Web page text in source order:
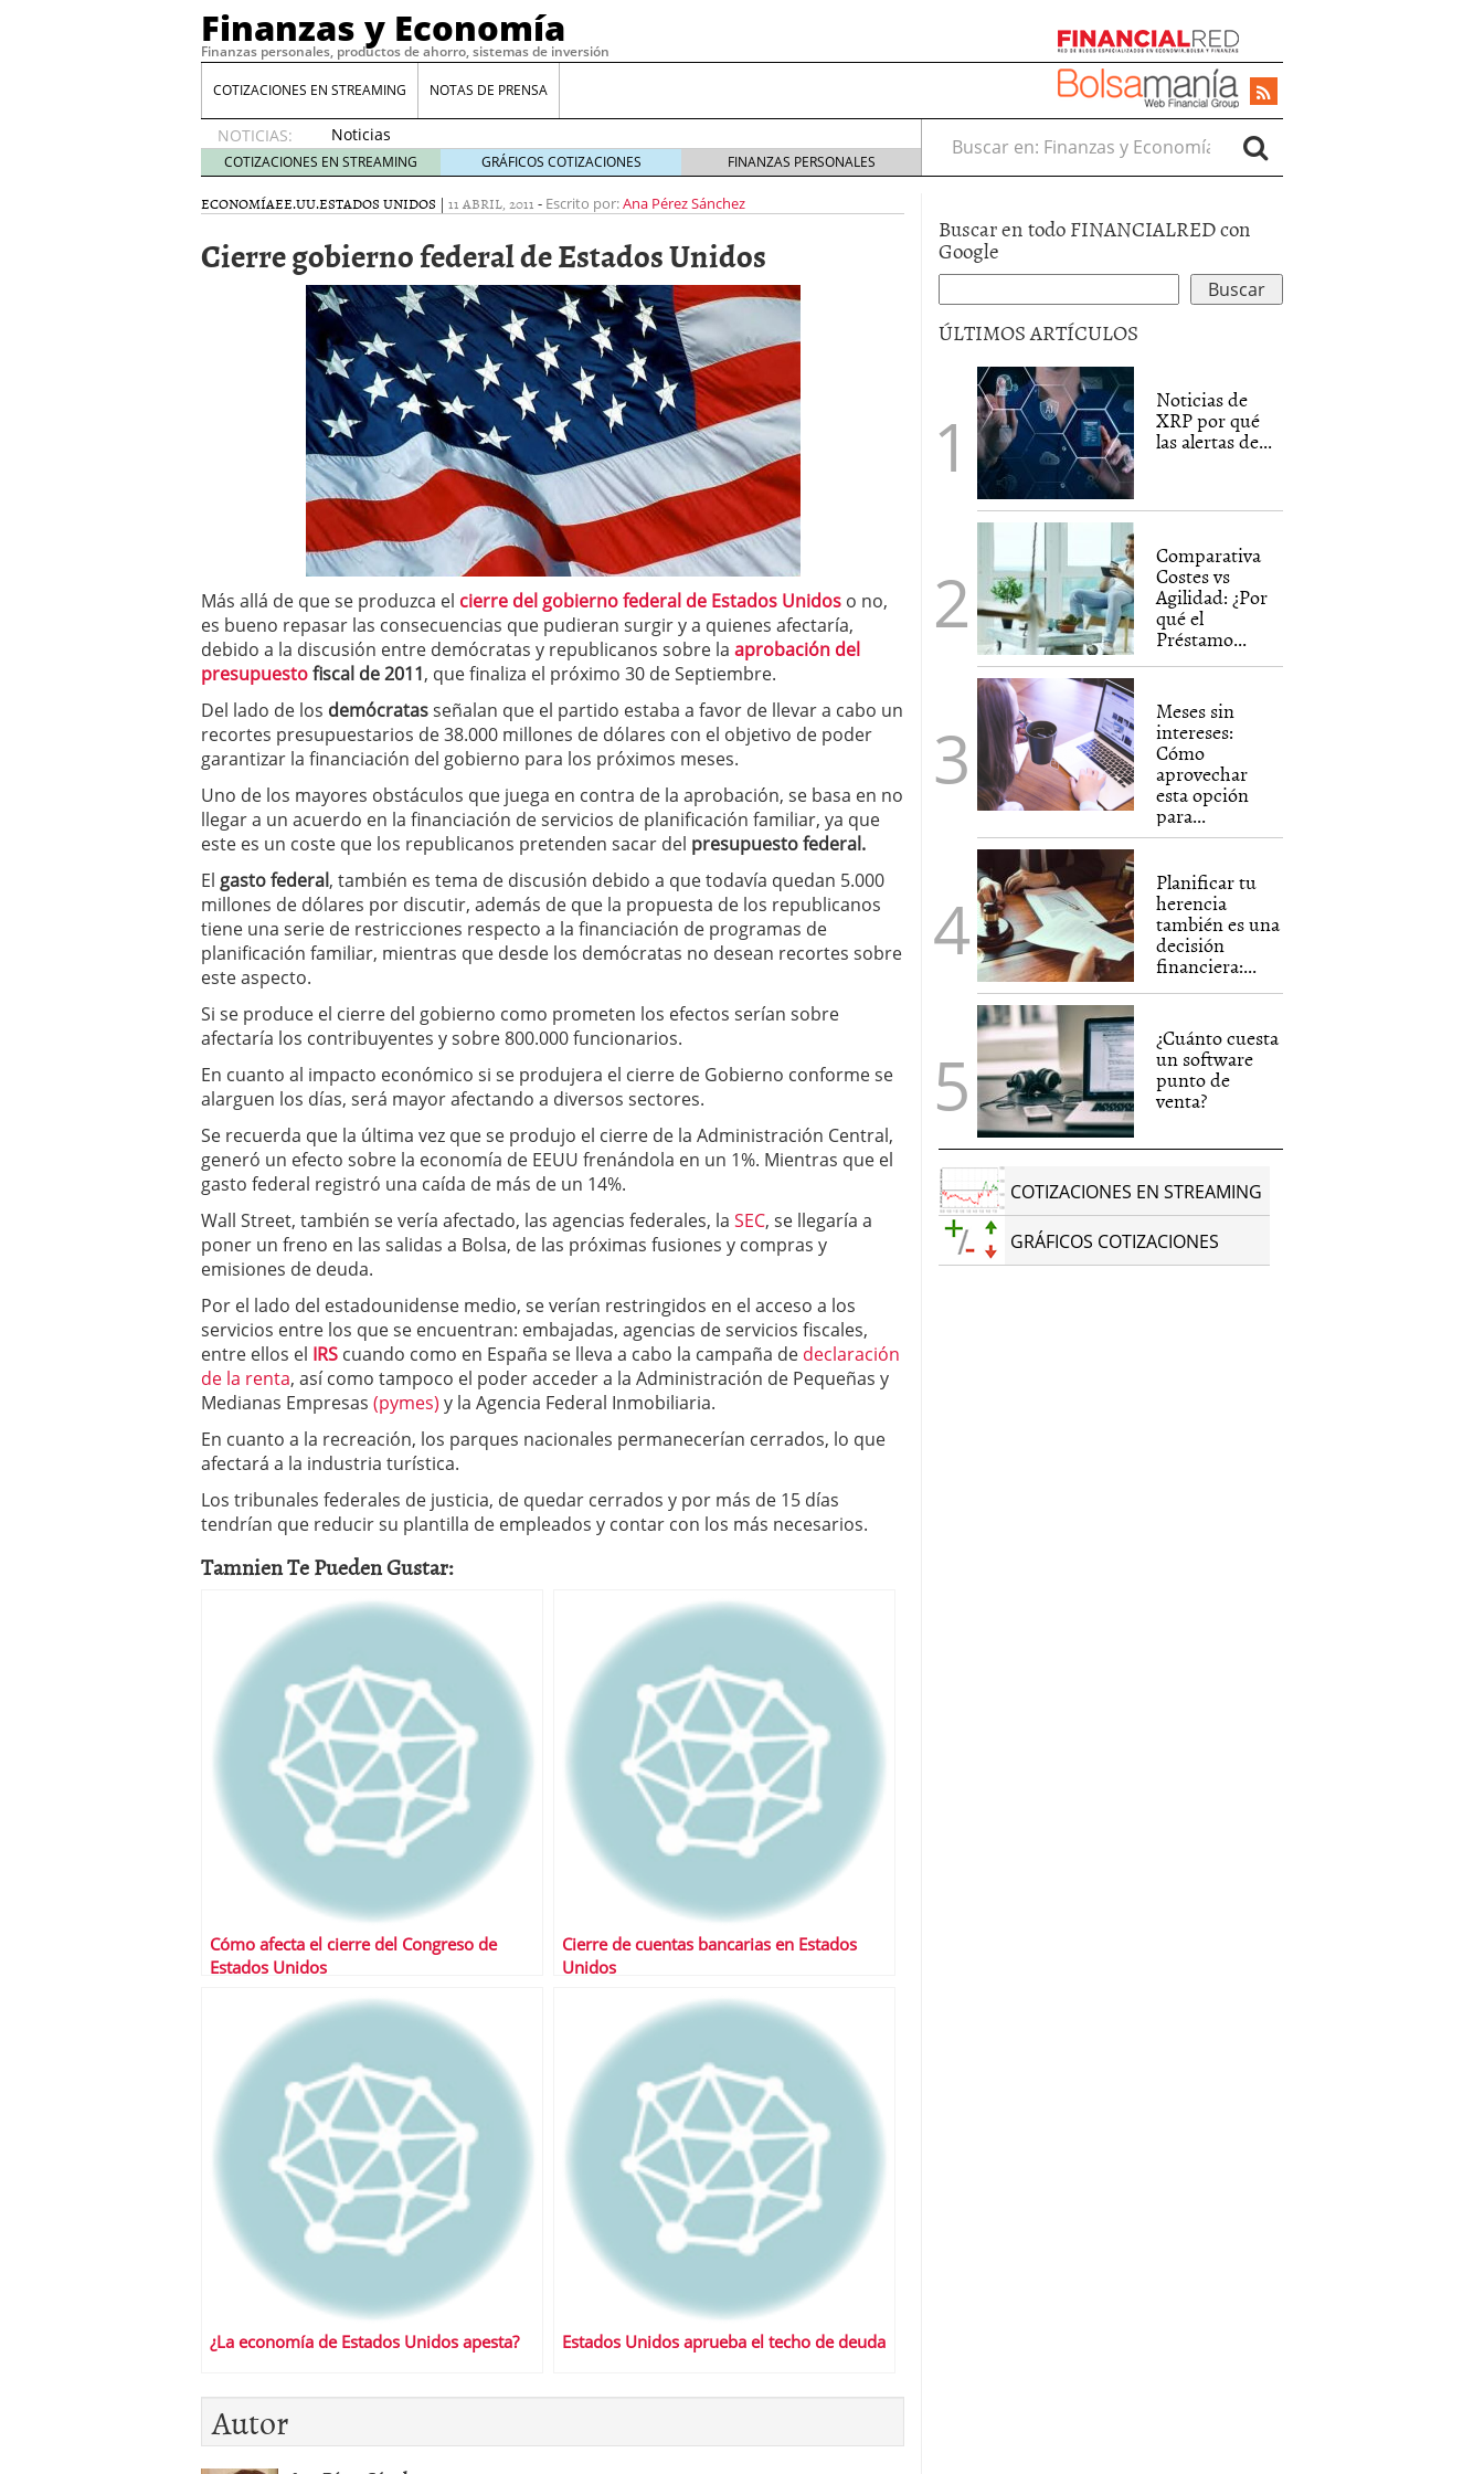
Finanzas y Economía
Finanzas personales, productos de ahorro, sistemas de inversión
COTIZACIONES EN STREAMING NOTAS DE PRENSA
NOTICIAS:
Noticias
de XRP
por qué
las
de
whales
suelen
llegar
tarde 16
de abril
de 2026
Comparativa Costes vs Agilidad: ¿Por qué el Préstamo Promotor privado
acelera la rentabilidad? 12 de diciembre de 2025
Meses sin intereses: Cómo aprovechar esta opción para gestionar tus
compras 24 de noviembre de 2025
Planificar tu herencia también es una decisión financiera: cómo anticiparte
a los costes
21 de noviembre de 2025
¿Cuánto cuesta un software punto de venta?
3 de octubre de 2025
COTIZACIONES EN STREAMING GRÁFICOS COTIZACIONES FINANZAS PERSONALES
Buscar en:
ECONOMÍAEE.UU.ESTADOS UNIDOS | 11 ABRIL, 2011 - Escrito por:Ana Pérez Sánchez
Cierre gobierno federal de Estados Unidos
Más allá de que se produzca el cierre del gobierno federal de Estados Unidos o no,
es bueno repasar las consecuencias que pudieran surgir y a quienes afectaría,
debido a la discusión entre demócratas y republicanos sobre la aprobación del
presupuestofiscal de 2011, que finaliza el próximo 30 de Septiembre.
Del lado de los demócratasseñalan que el partido estaba a favor de llevar a cabo un
recortes presupuestarios de 38.000 millones de dólares con el objetivo de poder
garantizar la financiación del gobierno para los próximos meses.
Uno de los mayores obstáculos que juega en contra de la aprobación, se basa en no
llegar a un acuerdo en la financiación de servicios de planificación familiar, ya que
este es un coste que los republicanos pretenden sacar del presupuesto federal.
El gasto federal, también es tema de discusión debido a que todavía quedan 5.000
millones de dólares por discutir, además de que la propuesta de los republicanos
tiene una serie de restricciones respecto a la financiación de programas de
planificación familiar, mientras que desde los demócratas no desean recortes sobre
este aspecto.
Si se produce el cierre del gobierno como prometen los efectos serían sobre
afectaría los contribuyentes y sobre 800.000 funcionarios.
En cuanto al impacto económico si se produjera el cierre de Gobierno conforme se
alarguen los días, será mayor afectando a diversos sectores.
Se recuerda que la última vez que se produjo el cierre de la Administración Central,
generó un efecto sobre la economía de EEUU frenándola en un 1%. Mientras que el
gasto federal registró una caída de más de un 14%.
Wall Street, también se vería afectado, las agencias federales, la SEC, se llegaría a
poner un freno en las salidas a Bolsa, de las próximas fusiones y compras y
emisiones de deuda.
Por el lado del estadounidense medio, se verían restringidos en el acceso a los
servicios entre los que se encuentran: embajadas, agencias de servicios fiscales,
entre ellos el IRS cuando como en España se lleva a cabo la campaña de declaración
de la renta, así como tampoco el poder acceder a la Administración de Pequeñas y
Medianas Empresas (pymes) y la Agencia Federal Inmobiliaria.
En cuanto a la recreación, los parques nacionales permanecerían cerrados, lo que
afectará a la industria turística.
Los tribunales federales de justicia, de quedar cerrados y por más de 15 días
tendrían que reducir su plantilla de empleados y contar con los más necesarios.
Tamnien Te Pueden Gustar:
Cómo afecta el cierre del Congreso de
Estados Unidos
Cierre de cuentas bancarias en Estados
Unidos
¿La economía de Estados Unidos apesta? Estados Unidos aprueba el techo de deuda
Autor
Buscar en todo FINANCIALRED con
Google
ÚLTIMOS ARTÍCULOS
Noticias de
XRP por qué
las alertas de...
Comparativa
Costes vs
Agilidad: ¿Por
qué el
Préstamo...
Meses sin
intereses:
Cómo
aprovechar
esta opción
para...
Planificar tu
herencia
también es una
decisión
financiera:...
¿Cuánto cuesta
un software
punto de
venta?
COTIZACIONES EN STREAMING
GRÁFICOS COTIZACIONES